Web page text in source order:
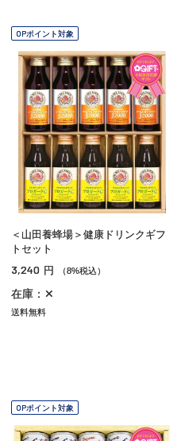
OPポイント対象
＜山田養蜂場＞健康ドリンクギフ
トセット
3,240 円 （8%税込）
在庫：✕
送料無料
OPポイント対象